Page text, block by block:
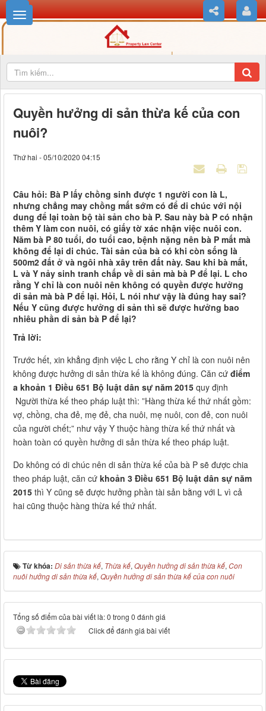
Quyền hưởng di sản thừa kế của con
nuôi?
Thứ hai - 05/10/2020 04:15
Câu hỏi: Bà P lấy chồng sinh được 1 người con là L,
nhưng chẳng may chồng mất sớm có để di chúc với nội
dung để lại toàn bộ tài sản cho bà P. Sau này bà P có nhận
thêm Y làm con nuôi, có giấy tờ xác nhận việc nuôi con.
Năm bà P 80 tuổi, do tuổi cao, bệnh nặng nên bà P mất mà
không để lại di chúc. Tài sản của bà có khi còn sống là
500m2 đất ở và ngôi nhà xây trên đất này. Sau khi bà mất,
L và Y nảy sinh tranh chấp về di sản mà bà P để lại. L cho
rằng Y chỉ là con nuôi nên không có quyền được hưởng
di sản mà bà P để lại. Hỏi, L nói như vậy là đúng hay sai?
Nếu Y cũng được hưởng di sản thì sẽ được hưởng bao
nhiêu phần di sản bà P để lại?
Trả lời:
Trước hết, xin khẳng định việc L cho rằng Y chỉ là con nuôi nên
không được hưởng di sản thừa kế là không đúng. Căn cứ điểm
a khoản 1 Điều 651 Bộ luật dân sự năm 2015 quy định
Người thừa kế theo pháp luật thì: ”Hàng thừa kế thứ nhất gồm:
vợ, chồng, cha đẻ, mẹ đẻ, cha nuôi, mẹ nuôi, con đẻ, con nuôi
của người chết;” như vậy Y thuộc hàng thừa kế thứ nhất và
hoàn toàn có quyền hưởng di sản thừa kế theo pháp luật.
Do không có di chúc nên di sản thừa kế của bà P sẽ được chia
theo pháp luật, căn cứ khoản 3 Điều 651 Bộ luật dân sự năm
2015 thì Y cũng sẽ được hưởng phần tài sản bằng với L vì cả
hai cũng thuộc hàng thừa kế thứ nhất.
Từ khóa: Di sản thừa kế, Thừa kế, Quyền hưởng di sản thừa kế, Con
nuôi hưởng di sản thừa kế, Quyền hưởng di sản thừa kế của con nuôi
Tổng số điểm của bài viết là: 0 trong 0 đánh giá
Click để đánh giá bài viết